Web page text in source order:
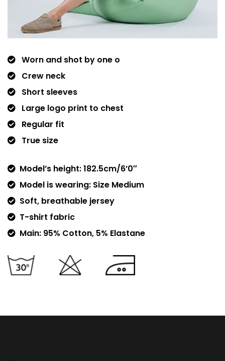
Worn and shot by one o
Crew neck
Short sleeves
Large logo print to chest
Regular fit
True size
Model’s height: 182.5cm/6’0″
Model is wearing: Size Medium
Soft, breathable jersey
T-shirt fabric
Main: 95% Cotton, 5% Elastane